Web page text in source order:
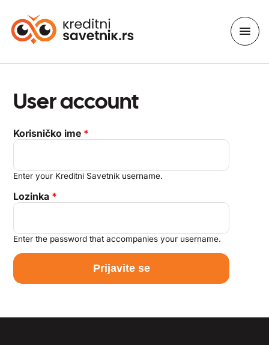
User account
Korisničko ime *
Enter your Kreditni Savetnik username.
Lozinka *
Enter the password that accompanies your username.